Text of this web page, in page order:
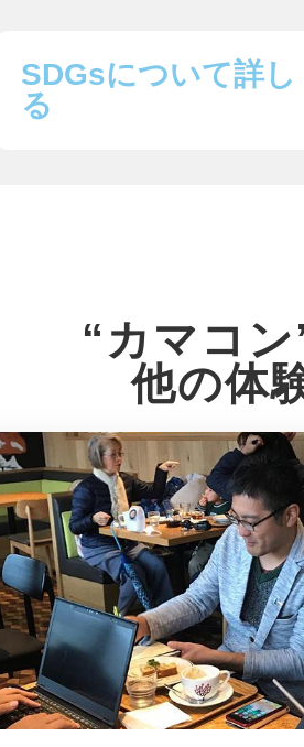
SDGsについて詳し
る
“カマコ
他の体
日立
滋賀県